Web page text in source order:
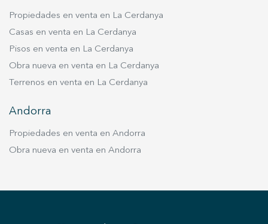
Propiedades en venta en La Cerdanya
Casas en venta en La Cerdanya
Pisos en venta en La Cerdanya
Obra nueva en venta en La Cerdanya
Terrenos en venta en La Cerdanya
Andorra
Propiedades en venta en Andorra
Obra nueva en venta en Andorra